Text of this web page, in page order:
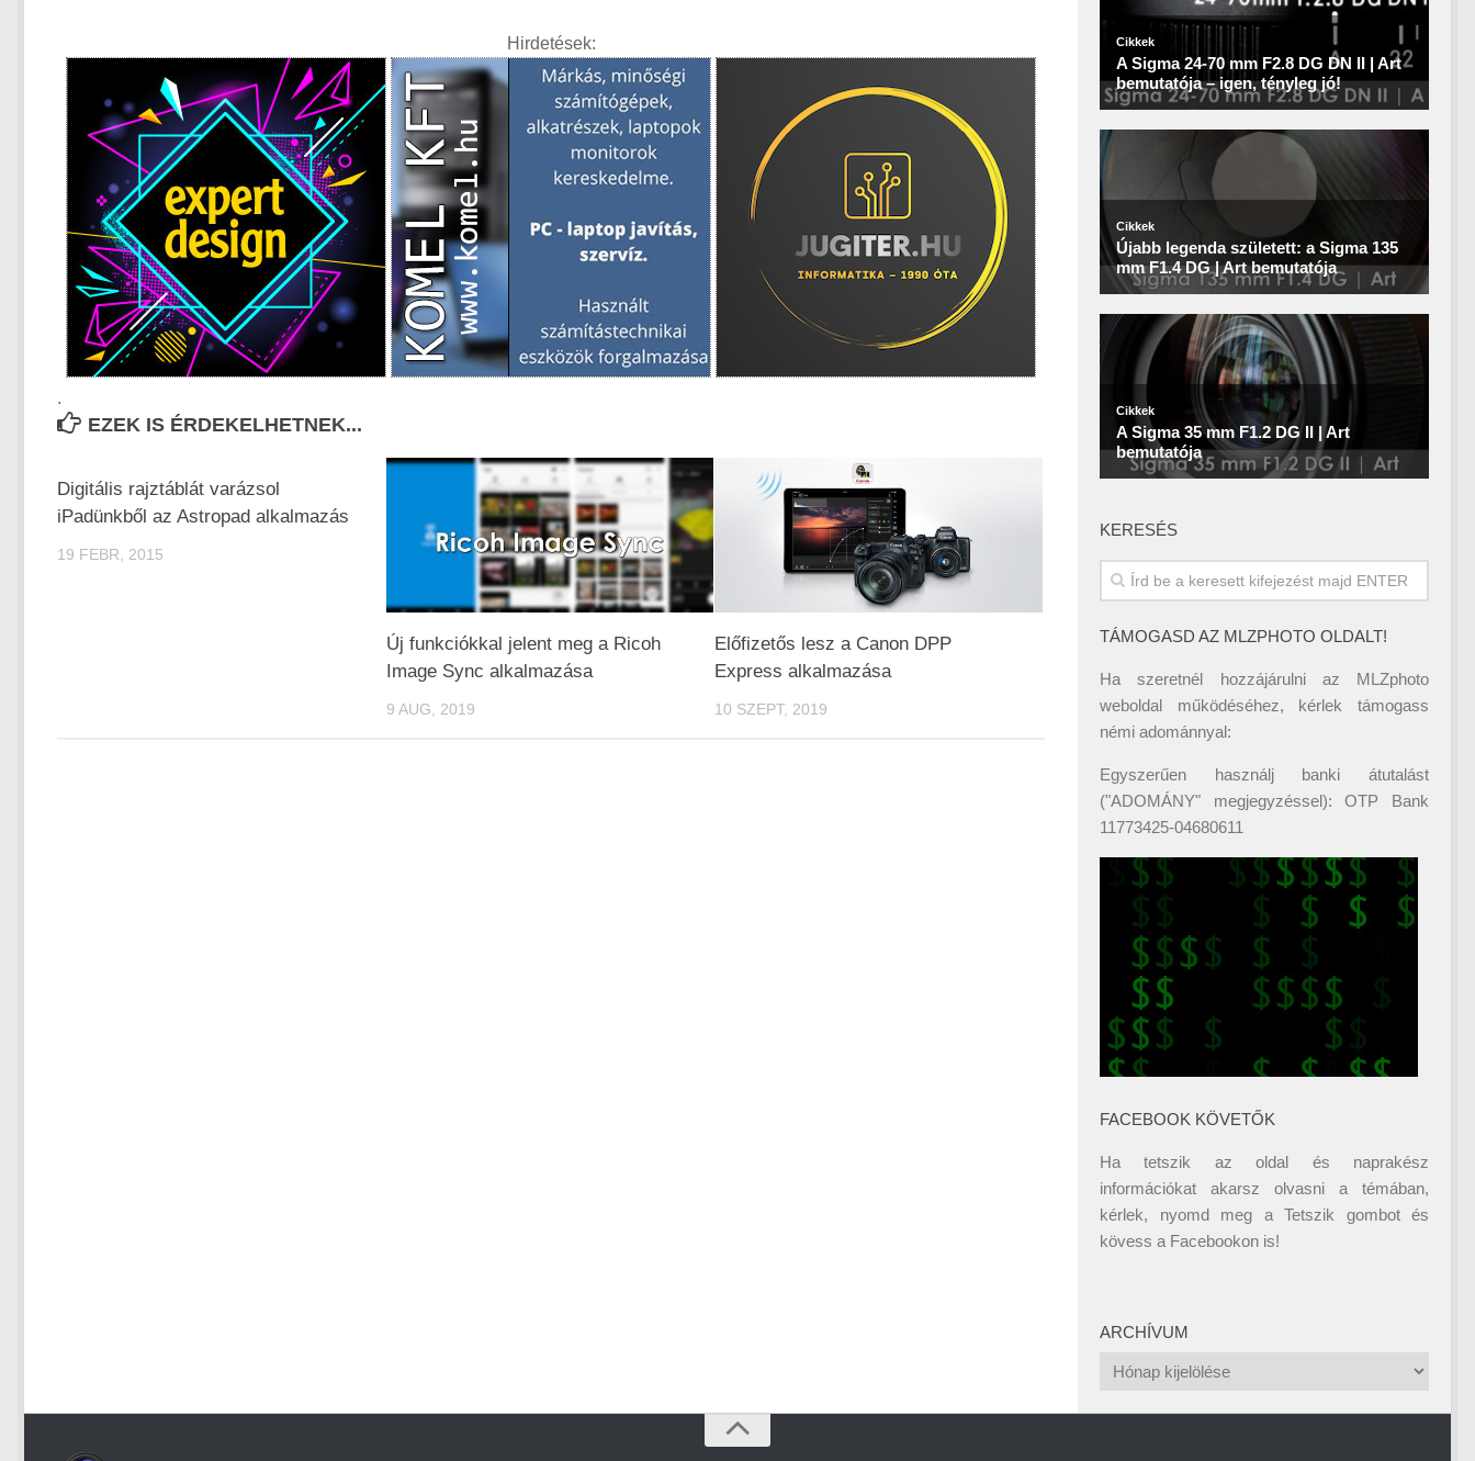
Hirdetések:
.
EZEK IS ÉRDEKELHETNEK...
Digitális rajztáblát varázsol
iPadünkből az Astropad alkalmazás
19 FEBR, 2015
Új funkciókkal jelent meg a Ricoh
Image Sync alkalmazása
9 AUG, 2019
Előfizetős lesz a Canon DPP
Express alkalmazása
10 SZEPT, 2019
KERESÉS
TÁMOGASD AZ MLZPHOTO OLDALT!
Ha szeretnél hozzájárulni az MLZphoto
weboldal működéséhez, kérlek támogass
némi adománnyal:
Egyszerűen használj banki átutalást
("ADOMÁNY" megjegyzéssel): OTP Bank
11773425-04680611
FACEBOOK KÖVETŐK
Ha tetszik az oldal és naprakész
információkat akarsz olvasni a témában,
kérlek, nyomd meg a Tetszik gombot és
kövess a Facebookon is!
ARCHÍVUM
Archívum